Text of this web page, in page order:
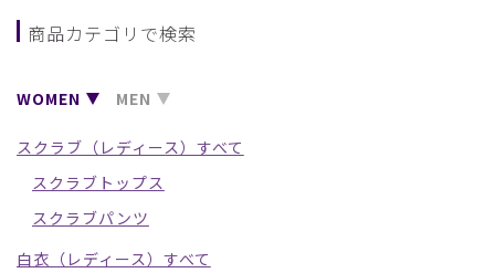
商品カテゴリで検索
WOMEN MEN
スクラブ（レディース）すべて
スクラブトップス
スクラブパンツ
白衣（レディース）すべて